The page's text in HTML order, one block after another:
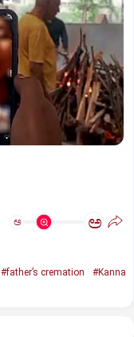
ಅ ಅ
#father’s cremation
#Kanna